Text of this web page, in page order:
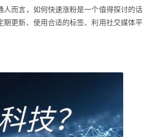
而言，如何快速涨粉是一个值得探讨的话
更新、使用合适的标签、利用社交媒体平